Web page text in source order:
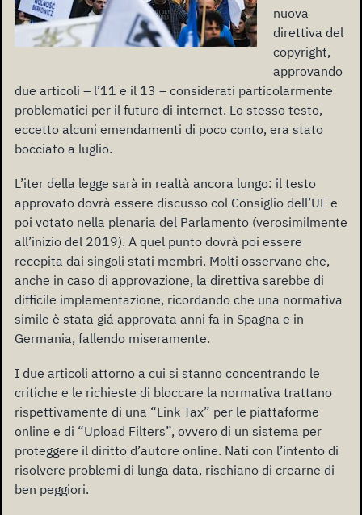
nuova
direttiva del
copyright,
approvando
due articoli – l’11 e il 13 – considerati particolarmente
problematici per il futuro di internet. Lo stesso testo,
eccetto alcuni emendamenti di poco conto, era stato
bocciato a luglio.
L’iter della legge sarà in realtà ancora lungo: il testo
approvato dovrà essere discusso col Consiglio dell’UE e
poi votato nella plenaria del Parlamento (verosimilmente
all’inizio del 2019). A quel punto dovrà poi essere
recepita dai singoli stati membri. Molti osservano che,
anche in caso di approvazione, la direttiva sarebbe di
difficile implementazione, ricordando che una normativa
simile è stata giá approvata anni fa in Spagna e in
Germania, fallendo miseramente.
I due articoli attorno a cui si stanno concentrando le
critiche e le richieste di bloccare la normativa trattano
rispettivamente di una “Link Tax” per le piattaforme
online e di “Upload Filters”, ovvero di un sistema per
proteggere il diritto d’autore online. Nati con l’intento di
risolvere problemi di lunga data, rischiano di crearne di
ben peggiori.